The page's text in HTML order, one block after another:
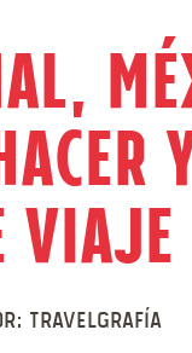
viaje
Travelgrafía